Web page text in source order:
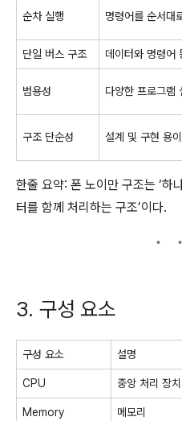
순차 실행 명령어를 순서대
단일 버스 구조 데이터와 명령어
범용성 다양한 프로그램
구조 단순성 설계 및 구현 용이
한줄 요약: 폰 노이만 구조는 ‘하
터를 함께 처리하는 구조’이다.
3. 구성 요소
구성 요소 설명
CPU 중앙 처리 장치
Memory 메모리